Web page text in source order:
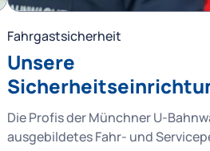
Fahrgastsicherheit
Unsere
Die Profis der Münchner U-
ausgebildetes Fahr- und